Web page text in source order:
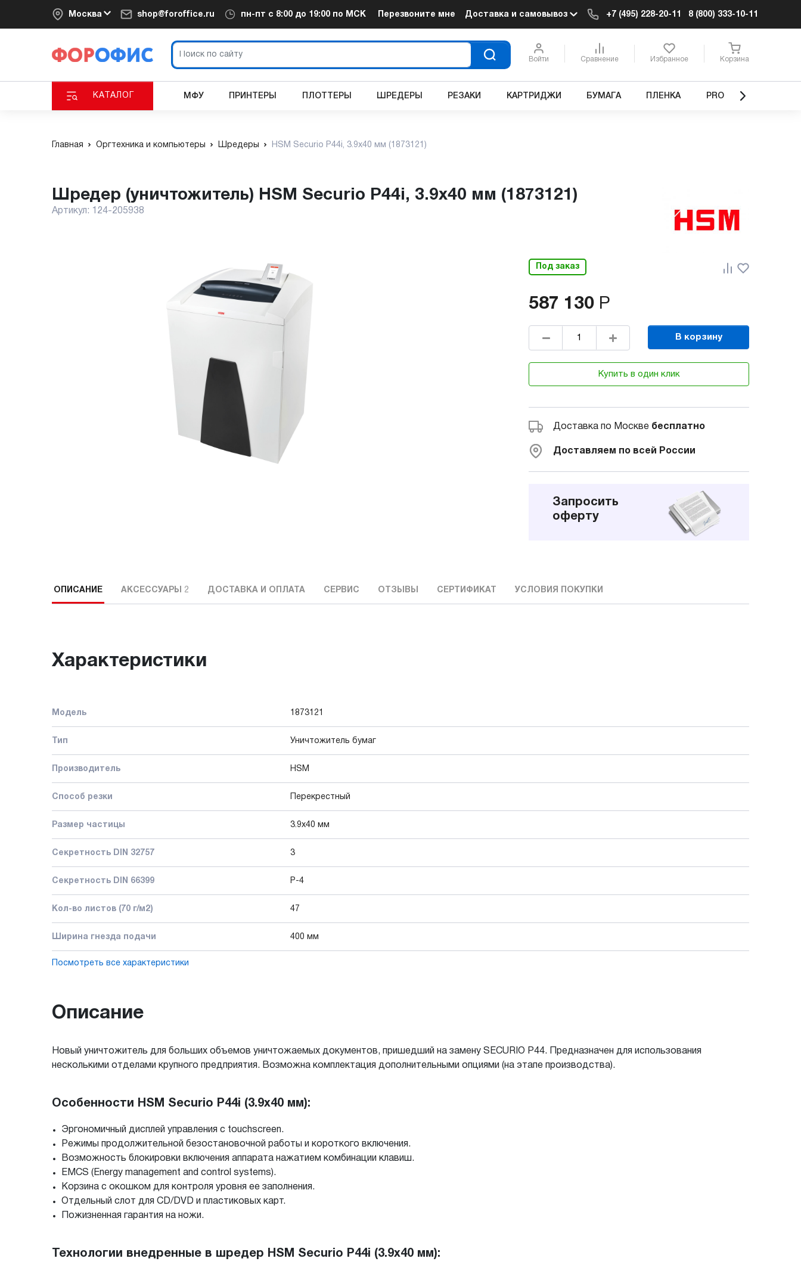
Москва shop@foroffice.ru пн-пт с 8:00 до 19:00 по МСК Перезвоните мне Доставка и самовывоз +7 (495) 228-20-11 8 (800) 333-10-11
Войти Сравнение Избранное Корзина
КАТАЛОГ МФУ ПРИНТЕРЫ ПЛОТТЕРЫ ШРЕДЕРЫ РЕЗАКИ КАРТРИДЖИ БУМАГА ПЛЕНКА PRO
Главная Оргтехника и компьютеры Шредеры HSM Securio P44i, 3.9x40 мм (1873121)
Шредер (уничтожитель) HSM Securio P44i, 3.9x40 мм (1873121)
Артикул: 124-205938
Под заказ
587 130 Р
В корзину
Купить в один клик
Доставка по Москве бесплатно
Доставляем по всей России
Запросить
оферту
ОПИСАНИЕ АКСЕССУАРЫ 2 ДОСТАВКА И ОПЛАТА СЕРВИС ОТЗЫВЫ СЕРТИФИКАТ УСЛОВИЯ ПОКУПКИ
Характеристики
Модель 1873121
Тип Уничтожитель бумаг
Производитель HSM
Способ резки Перекрестный
Размер частицы 3.9x40 мм
Секретность DIN 32757 3
Секретность DIN 66399 P-4
Кол-во листов (70 г/м2) 47
Ширина гнезда подачи 400 мм
Посмотреть все характеристики
Описание
Новый уничтожитель для больших объемов уничтожаемых документов, пришедший на замену SECURIO P44. Предназначен для использования
несколькими отделами крупного предприятия. Возможна комплектация дополнительными опциями (на этапе производства).
Особенности HSM Securio P44i (3.9x40 мм):
Эргономичный дисплей управления с touchscreen.
Режимы продолжительной безостановочной работы и короткого включения.
Возможность блокировки включения аппарата нажатием комбинации клавиш.
EMCS (Energy management and control systems).
Корзина с окошком для контроля уровня ее заполнения.
Отдельный слот для CD/DVD и пластиковых карт.
Пожизненная гарантия на ножи.
Технологии внедренные в шредер HSM Securio P44i (3.9x40 мм):